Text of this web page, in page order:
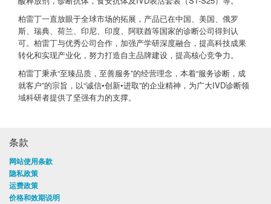
柏雷丁一直放眼于全球市场的拓展，产品已在中国、美国、俄罗
斯、瑞典、荷兰、印尼、印度、阿联酋等国家的诊断公司得到认
可。柏雷丁与优秀公司合作，加强产学研深度融合，提高科技成果
转化和实现产业化，努力打造自主品牌建设，提高核心竞争力。
柏雷丁秉承“至臻品质，至善服务”的经营理念，本着“服务诊断，成
就客户”的宗旨，以“诚信•创新•进取”的企业精神，为广大IVD诊断领
域科研者提供了坚强有力的支撑。
条款
网站使用条款
隐私政策
运费政策
价格和效期说明